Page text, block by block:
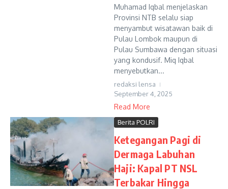
Muhamad Iqbal menjelaskan
Provinsi NTB selalu siap
menyambut wisatawan baik di
Pulau Lombok maupun di
Pulau Sumbawa dengan situasi
yang kondusif. Miq Iqbal
menyebutkan...
redaksi lensa
September 4, 2025
Read More
Berita POLRI
Ketegangan Pagi di
Dermaga Labuhan
Haji: Kapal PT NSL
Terbakar Hingga